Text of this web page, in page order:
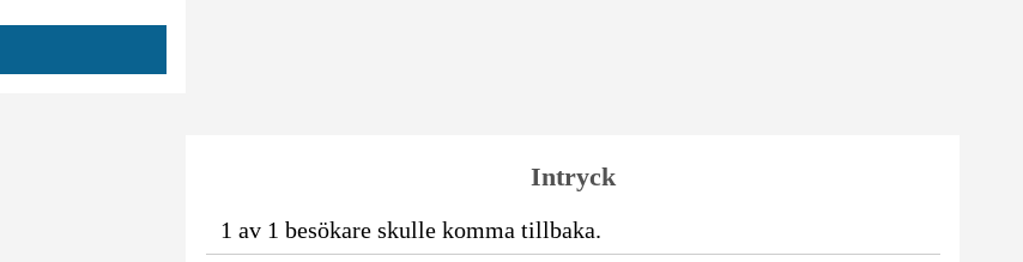
Intryck
1 av 1 besökare skulle komma tillbaka.